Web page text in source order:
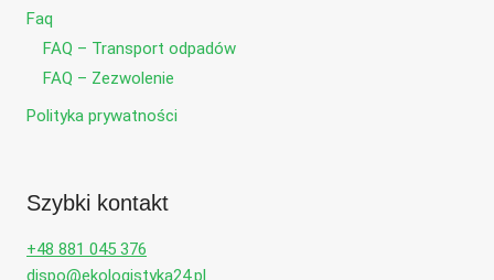
Faq
FAQ – Transport odpadów
FAQ – Zezwolenie
Polityka prywatności
Szybki kontakt
+48 881 045 376
dispo@ekologistyka24.pl